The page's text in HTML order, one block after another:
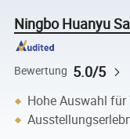
Ningbo Huanyu
Bewertung 5.0/5
Hohe Auswahl